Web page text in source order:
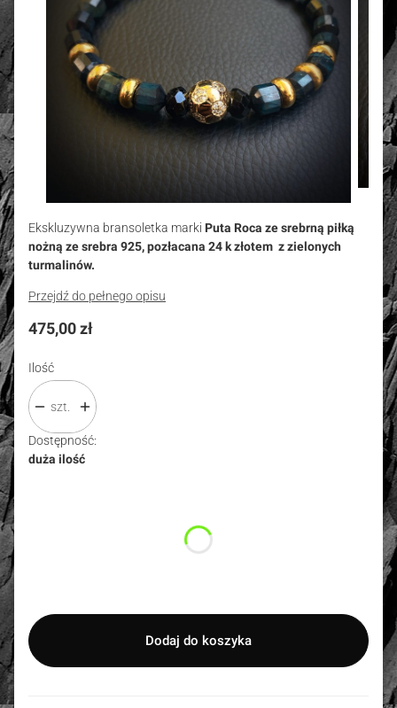
Ekskluzywna bransoletka marki Puta Roca ze srebrną piłką
nożną ze srebra 925, pozłacana 24 k złotem z zielonych
turmalinów.
Przejdź do pełnego opisu
Cena
475,00 zł
Ilość
szt.
Dostępność:
duża ilość
Dodaj do koszyka